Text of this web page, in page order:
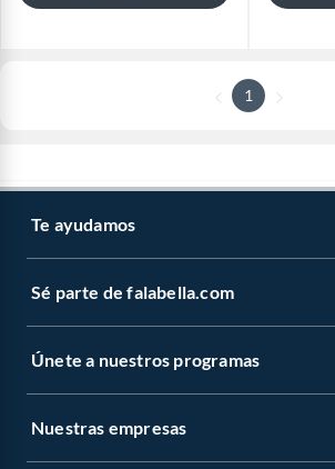
1
Te ayudamos
Sé parte de falabella.com
Únete a nuestros programas
Nuestras empresas